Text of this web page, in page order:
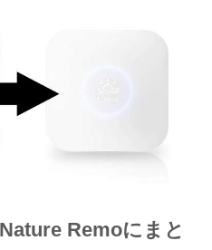
Remoにまと